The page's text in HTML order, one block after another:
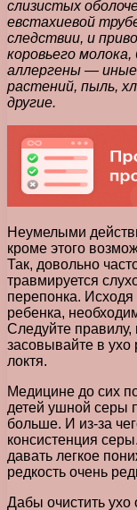
слизистых
евстахиевой
следствии, и
коровьего
аллергены —
растений, пыль,
другие.
Неумелыми
кроме этого
Так, довольно
травмируется
перепонка.
ребенка,
Следуйте правилу,
засовывайте в ухо
локтя.
Медицине до сих
детей ушной серы
больше. И из-за
консистенция
давать легкое
редкость очень
Дабы очистить ухо